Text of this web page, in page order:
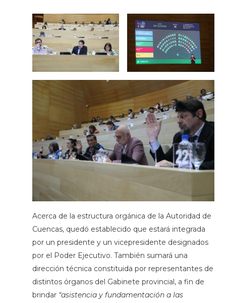
Acerca de la estructura orgánica de la Autoridad de
Cuencas, quedó establecido que estará integrada
por un presidente y un vicepresidente designados
por el Poder Ejecutivo. También sumará una
dirección técnica constituida por representantes de
distintos órganos del Gabinete provincial, a fin de
brindar “asistencia y fundamentación a las